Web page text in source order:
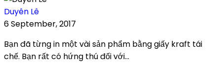
Duyên Lê
6 September, 2017
Bạn đã từng in một vài sản phẩm bằng giấy kraft tái
chế. Bạn rất có hứng thú đối với...